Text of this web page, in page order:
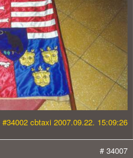
#34002 cbtaxi 2007.09.22. 15:09:26
# 34007